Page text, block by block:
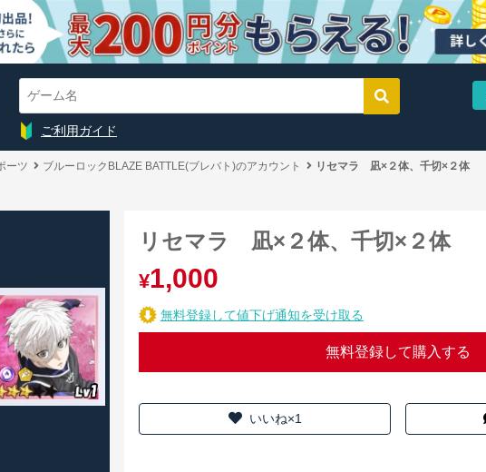
ご利用ガイド
ーツ ブルーロックBLAZE BATTLE(ブレバト)のアカウント リセマラ 凪×２体、千切×２体
リセマラ 凪×２体、千切×２体
¥1,000
無料登録して値下げ通知を受け取る
無料登録して購入する
いいね×1